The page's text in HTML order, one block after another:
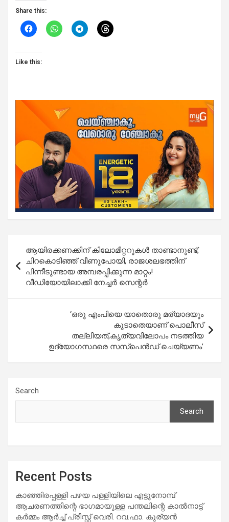
Share this:
Like this:
navigation
ആയിരക്കണക്കിന് കിലോമീറ്ററുകൾ താണ്ടാനുണ്ട്,
ചിറകൊടിഞ്ഞ് വീണുപോയി, രാജശലഭത്തിന്
പിന്നീടുണ്ടായ അമ്പരപ്പിക്കുന്ന മാറ്റം!
വീഡിയോയിലാക്കി നേച്ചർ സെന്റർ
‘ഒരു എംപിയെ യാതൊരു മര്യാദയും
കൂടാതെയാണ് പൊലീസ്
തല്ലിയത്,കൃത്യവിലോപം നടത്തിയ
ഉദ്യോഗസ്ഥരെ സസ്പെൻഡ് ചെയ്യണം’
Search
Search
Recent Posts
കാഞ്ഞിരപ്പള്ളി പഴയ പള്ളിയിലെ എട്ടുനോമ്പ്
ആചരണത്തിന്റെ ഭാഗമായുള്ള പന്തലിന്റെ കാൽനാട്ട്
കർമ്മം ആർച്ച് പ്രീസ്റ്റ് വെരി. റവ.ഫാ. കുര്യൻ